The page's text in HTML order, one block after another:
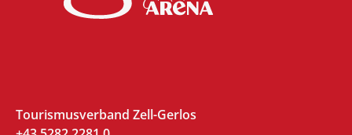
Tourismusverband Zell-Gerlos